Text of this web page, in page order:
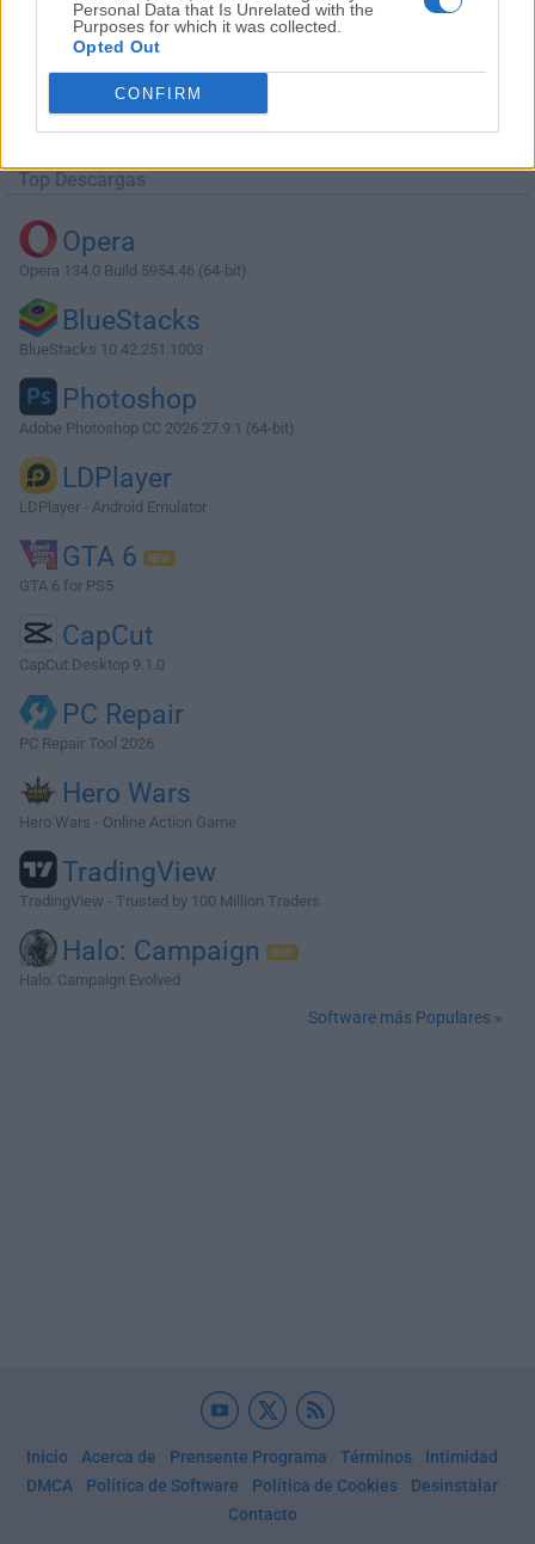
Personal Data that Is Unrelated with the
Purposes for which it was collected.
Opted Out
CONFIRM
Descargar Gyazo 4.7.2
¿Por qué se publica esta aplicación en Filehorse? (
Top Descargas
Opera
Opera 134.0 Build 5954.46 (64-bit)
BlueStacks
BlueStacks 10.42.251.1003
Photoshop
Adobe Photoshop CC 2026 27.9.1 (64-bit)
LDPlayer
LDPlayer - Android Emulator
GTA 6
GTA 6 for PS5
CapCut
CapCut Desktop 9.1.0
PC Repair
PC Repair Tool 2026
Hero Wars
Hero Wars - Online Action Game
TradingView
TradingView - Trusted by 100 Million Traders
Halo: Campaign
Halo: Campaign Evolved
Software más Populares »
Inicio Acerca de Prensente Programa Términos
Intimidad
DMCA
Política de Software Política de Cookies
Desinstalar
Contacto